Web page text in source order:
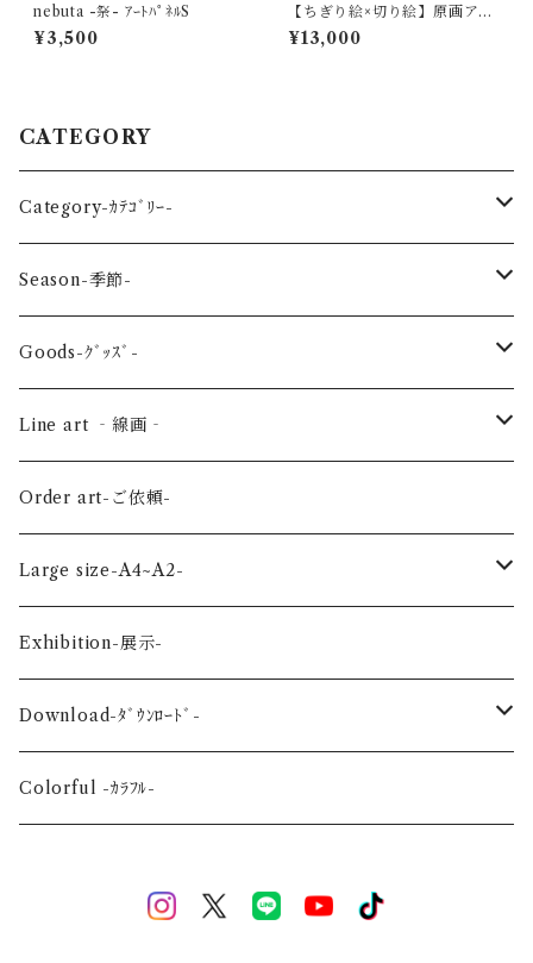
nebuta -祭- ｱｰﾄﾊﾟﾈﾙS
¥3,500
【ちぎり絵×切り絵】原画アー
ト『A-jin（阿神シーサー）』
沖縄・守り神
¥13,000
CATEGORY
Category-ｶﾃｺﾞﾘｰ-
reptile-爬虫類-
Sea-海の生き物-
Bird-鳥-
Land-陸の生き物-
Planet-惑星-
Flower-花-
Wedding-婚礼-
Event-祝祭-
Season-季節-
Spring-春-
Summer-夏-
Autumn-秋-
Winter-冬-
Goods-ｸﾞｯｽﾞ-
Key ring -ｷｰﾎﾙﾀﾞｰ
Art panel -ｱｰﾄﾊﾟﾈﾙ-
Acrylic figure -ｱｸﾘﾙﾌｨｷﾞｭｱ-
Line art ‐線画‐
Flower ‐花-
Mini -ミニ-
Okinawa-沖縄-
Order art-ご依頼-
Large size-A4~A2-
A4
A3
A2
Exhibition-展示-
Download-ﾀﾞｳﾝﾛｰﾄﾞ-
Alphabet-文字-
Colorful -ｶﾗﾌﾙ-